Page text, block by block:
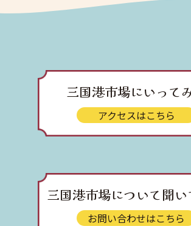
三国港市場にいって
アクセスはこちら
三国港市場について聞い
お問い合わせはこちら